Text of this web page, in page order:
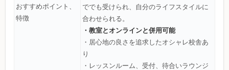
おすすめポイント、
特徴
ででも受けられ、自分のライフスタイルに
合わせられる。
・教室とオンラインと併用可能
・居心地の良さを追求したオシャレ校舎あ
り
・レッスンルーム、受付、待合いラウンジ